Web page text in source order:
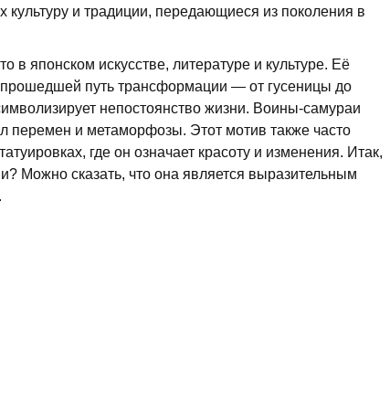
и традиции, передающиеся из поколения в
в японском искусстве, литературе и культуре. Её
путь трансформации — от гусеницы до
непостоянство жизни. Воины-самураи
перемен и метаморфозы. Этот мотив также часто
где он означает красоту и изменения. Итак,
Можно сказать, что она является выразительным